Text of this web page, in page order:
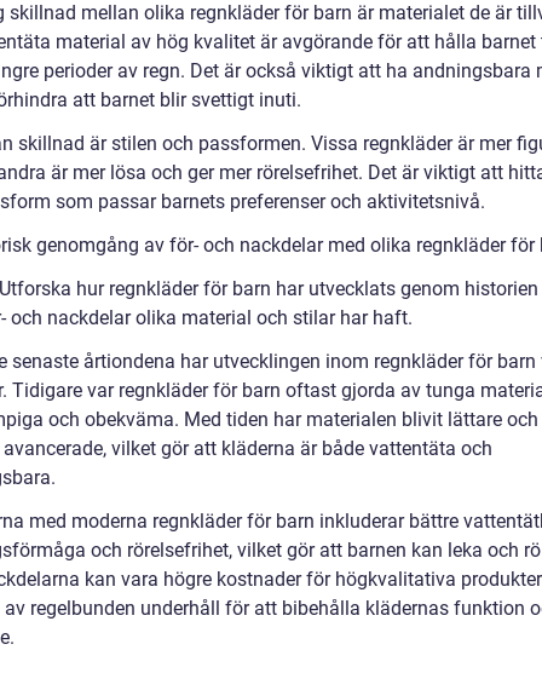
skillnad mellan olika regnkläder för barn är materialet de är
material av hög kvalitet är avgörande för att hålla barnet
perioder av regn. Det är också viktigt att ha andningsbara
att barnet blir svettigt inuti.
skillnad är stilen och passformen. Vissa regnkläder är mer
är mer lösa och ger mer rörelsefrihet. Det är viktigt att
som passar barnets preferenser och aktivitetsnivå.
genomgång av för- och nackdelar med olika regnkläder för
hur regnkläder för barn har utvecklats genom
och nackdelar olika material och stilar har haft.
senaste årtiondena har utvecklingen inom regnkläder för barn
Tidigare var regnkläder för barn oftast gjorda av tunga
och obekväma. Med tiden har materialen blivit lättare och
vilket gör att kläderna är både vattentäta och
med moderna regnkläder för barn inkluderar bättre
och rörelsefrihet, vilket gör att barnen kan leka och
kan vara högre kostnader för högkvalitativa
av regelbunden underhåll för att bibehålla klädernas funktion